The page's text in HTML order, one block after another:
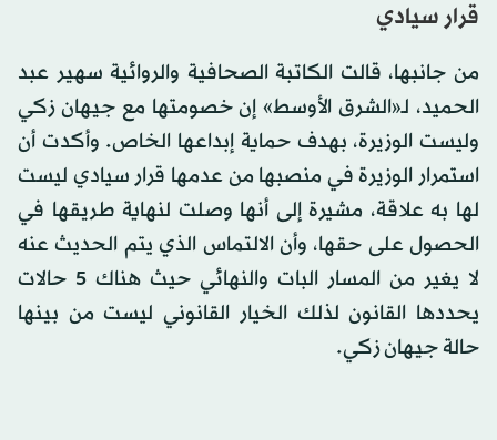
قرار سيادي
من جانبها، قالت الكاتبة الصحافية والروائية سهير عبد
الحميد، لـ«الشرق الأوسط» إن خصومتها مع جيهان زكي
وليست الوزيرة، بهدف حماية إبداعها الخاص. وأكدت أن
استمرار الوزيرة في منصبها من عدمها قرار سيادي ليست
لها به علاقة، مشيرة إلى أنها وصلت لنهاية طريقها في
الحصول على حقها، وأن الالتماس الذي يتم الحديث عنه
لا يغير من المسار البات والنهائي حيث هناك 5 حالات
يحددها القانون لذلك الخيار القانوني ليست من بينها
حالة جيهان زكي.